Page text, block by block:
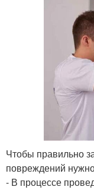
Чтобы правильно
повреждений
- В процессе